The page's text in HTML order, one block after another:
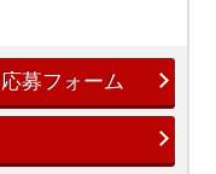
応募フォーム